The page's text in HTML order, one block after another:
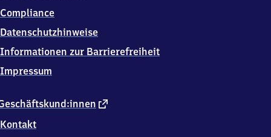
Riehen
externer
Kontakt
Compliance
Datenschutzhinweise
Informationen zur Barrierefreiheit
Impressum